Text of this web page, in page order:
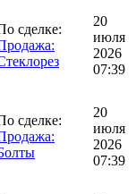
сделке:
20
июля
2026
07:39
сделке:
20
июля
2026
07:39